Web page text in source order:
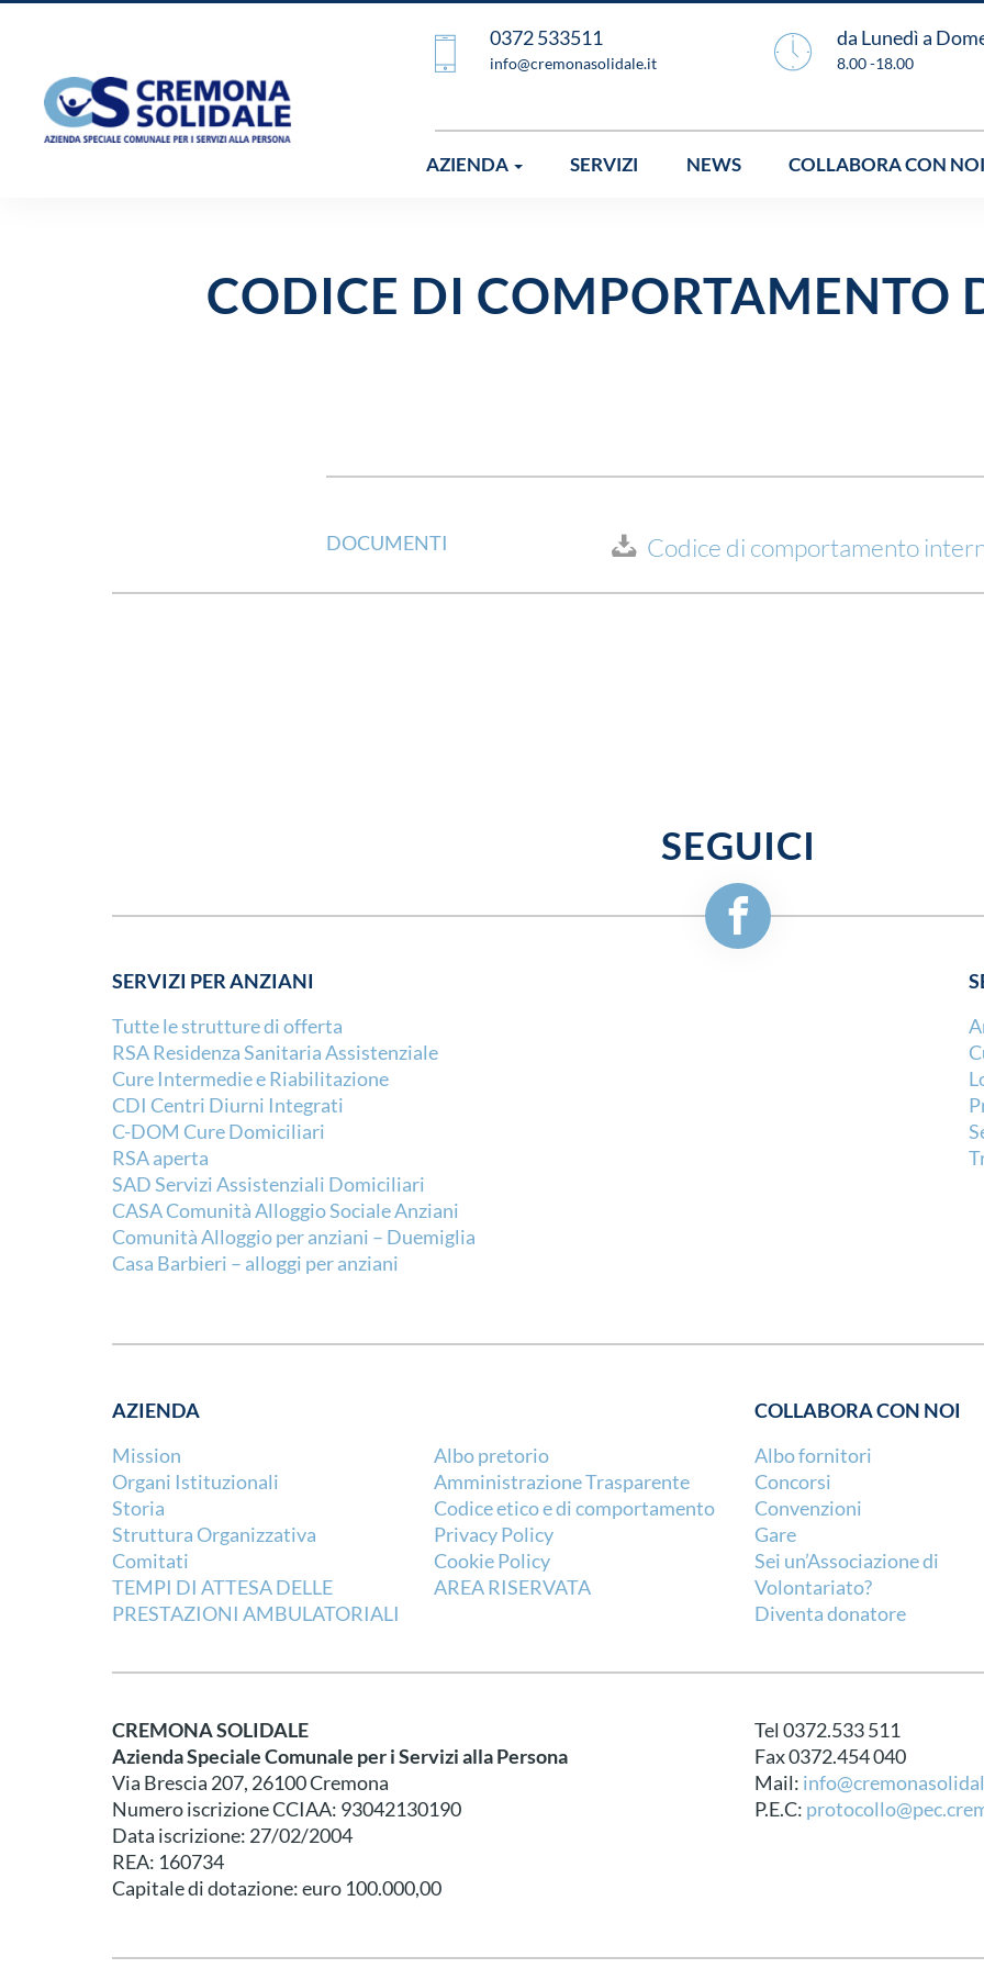
da Lunedì a
8.00 -18.00
0372 533511
info@cremonasolidale.it
AZIENDA SERVIZI NEWS COLLABORA CON NOI
CODICE DI COMPORTAMENTO
DOCUMENTI Codice di comportamento
SEGUICI
SERVIZI PER ANZIANI
Tutte le strutture di offerta
RSA Residenza Sanitaria Assistenziale
Cure Intermedie e Riabilitazione
CDI Centri Diurni Integrati
C-DOM Cure Domiciliari
RSA aperta
SAD Servizi Assistenziali Domiciliari
CASA Comunità Alloggio Sociale Anziani
Comunità Alloggio per anziani – Duemiglia
Casa Barbieri – alloggi per anziani
AZIENDA
Mission
Organi Istituzionali
Storia
Struttura Organizzativa
Comitati
TEMPI DI ATTESA DELLE
PRESTAZIONI AMBULATORIALI
Albo pretorio
Amministrazione Trasparente
Codice etico e di comportamento
Privacy Policy
Cookie Policy
AREA RISERVATA
COLLABORA CON NOI
Albo fornitori
Concorsi
Convenzioni
Gare
Sei un’Associazione di
Volontariato?
Diventa donatore
CREMONA SOLIDALE
Azienda Speciale Comunale per i Servizi alla Persona
Via Brescia 207, 26100 Cremona
Numero iscrizione CCIAA: 93042130190
Data iscrizione: 27/02/2004
REA: 160734
Capitale di dotazione: euro 100.000,00
Tel 0372.533 511
Fax 0372.454 040
Mail:
P.E.C: